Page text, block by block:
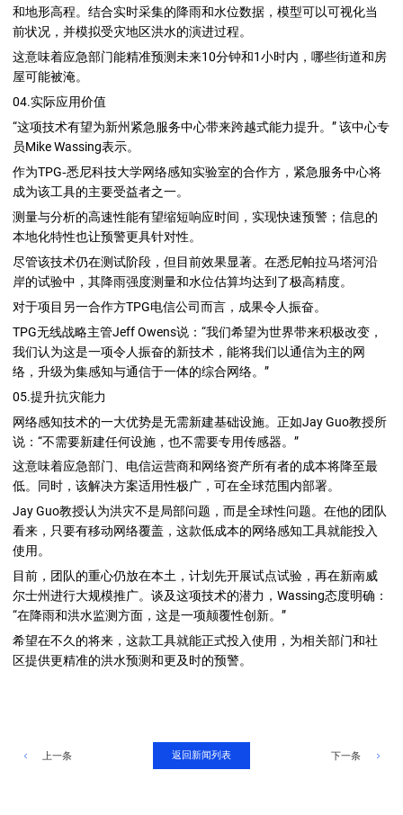
和地形高程。结合实时采集的降雨和水位数据，模型可以可视化当
前状况，并模拟受灾地区洪水的演进过程。
这意味着应急部门能精准预测未来10分钟和1小时内，哪些街道和房
屋可能被淹。
04.实际应用价值
“这项技术有望为新州紧急服务中心带来跨越式能力提升。” 该中心专
员Mike Wassing表示。
作为TPG‑悉尼科技大学网络感知实验室的合作方，紧急服务中心将
成为该工具的主要受益者之一。
测量与分析的高速性能有望缩短响应时间，实现快速预警；信息的
本地化特性也让预警更具针对性。
尽管该技术仍在测试阶段，但目前效果显著。在悉尼帕拉马塔河沿
岸的试验中，其降雨强度测量和水位估算均达到了极高精度。
对于项目另一合作方TPG电信公司而言，成果令人振奋。
TPG无线战略主管Jeff Owens说：“我们希望为世界带来积极改变，
我们认为这是一项令人振奋的新技术，能将我们以通信为主的网
络，升级为集感知与通信于一体的综合网络。”
05.提升抗灾能力
网络感知技术的一大优势是无需新建基础设施。正如Jay Guo教授所
说：“不需要新建任何设施，也不需要专用传感器。”
这意味着应急部门、电信运营商和网络资产所有者的成本将降至最
低。同时，该解决方案适用性极广，可在全球范围内部署。
Jay Guo教授认为洪灾不是局部问题，而是全球性问题。在他的团队
看来，只要有移动网络覆盖，这款低成本的网络感知工具就能投入
使用。
目前，团队的重心仍放在本土，计划先开展试点试验，再在新南威
尔士州进行大规模推广。谈及这项技术的潜力，Wassing态度明确：
“在降雨和洪水监测方面，这是一项颠覆性创新。”
希望在不久的将来，这款工具就能正式投入使用，为相关部门和社
区提供更精准的洪水预测和更及时的预警。
上一条 返回新闻列表 下一条